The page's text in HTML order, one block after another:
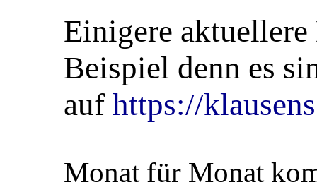
Einigere
Beispiel denn es
auf https://
Monat für Monat